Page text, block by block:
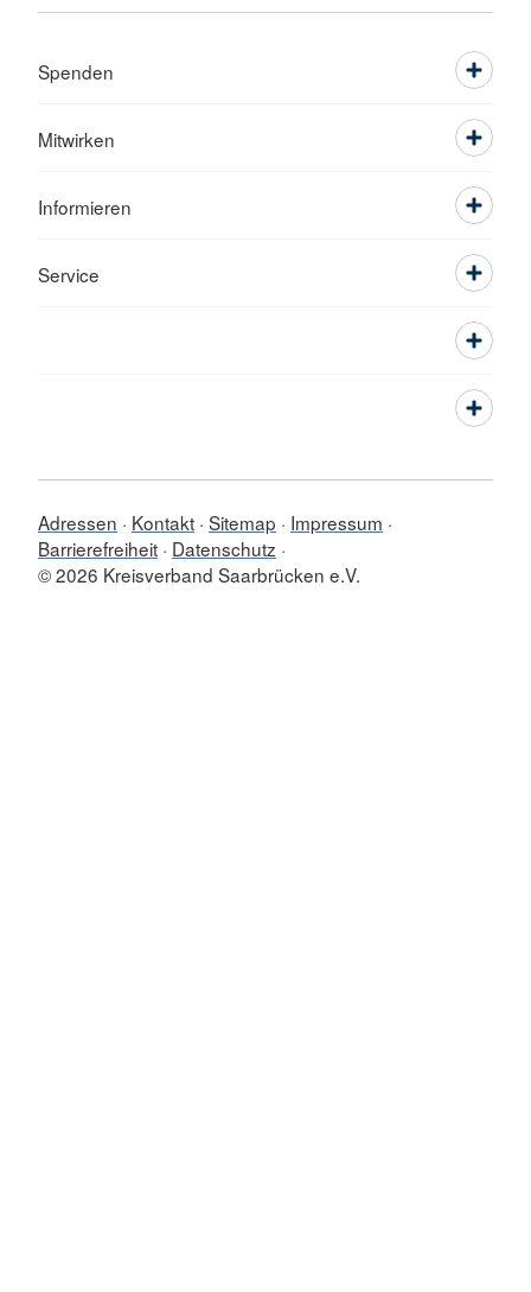
Spenden
Mitwirken
Informieren
Service
Adressen Kontakt Sitemap
Impressum
Barrierefreiheit Datenschutz
© 2026 Kreisverband Saarbrücken e.V.